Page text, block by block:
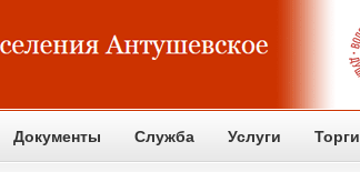
Документы Служба Услуги Торги